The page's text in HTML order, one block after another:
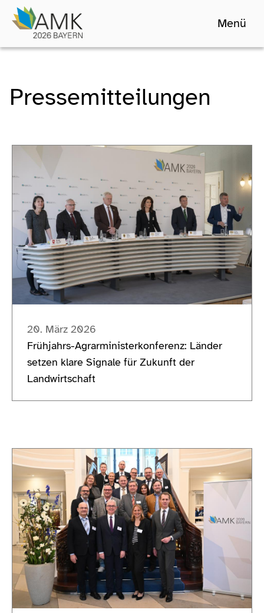
Menü
Pressemitteilungen
20. März 2026
Frühjahrs-Agrarministerkonferenz: Länder
setzen klare Signale für Zukunft der
Landwirtschaft